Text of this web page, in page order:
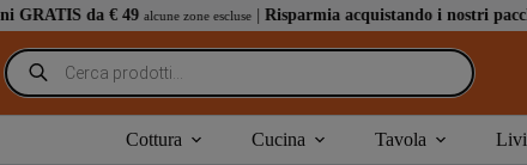
Salta
al
contenuto
Coldline LIFEW30N Abbattitore domestico da
€ 49 alcune zone escluse|Risparmia acquistando i nostri pacchetti speciali:
Ricerca
prodotti
Cottura Cucina Tavola